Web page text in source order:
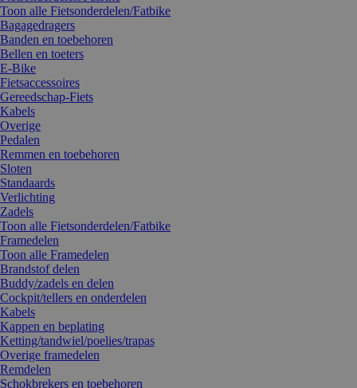
Toon alle Fietsonderdelen/Fatbike
Bagagedragers
Banden en toebehoren
Bellen en toeters
E-Bike
Fietsaccessoires
Gereedschap-Fiets
Kabels
Overige
Pedalen
Remmen en toebehoren
Sloten
Standaards
Verlichting
Zadels
Toon alle Fietsonderdelen/Fatbike
Framedelen
Toon alle Framedelen
Brandstof delen
Buddy/zadels en delen
Cockpit/tellers en onderdelen
Kabels
Kappen en beplating
Ketting/tandwiel/poelies/trapas
Overige framedelen
Remdelen
Schokbrekers en toebehoren